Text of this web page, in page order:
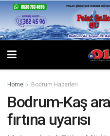
Home Bodrum Haberleri
Bodrum-Kaş
fırtına uyarısı